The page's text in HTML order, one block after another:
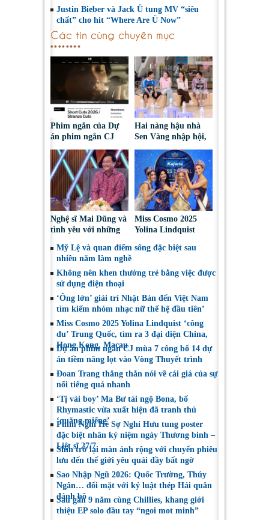
Justin Bieber và Jack Ü tung MV “siêu
chất” cho hit “Where Are Ü Now”
Các tin cùng chuyên mục
Phim ngắn của Dự
án phim ngắn CJ
tiếp tục được đề cử
tại LHP quốc tế
Toronto 2026
Hai nàng hậu nhà
Sen Vàng nhập hội,
cùng Duniverse
chinh phục khán giả
Nghệ sĩ Mai Dũng và
tình yêu với những
Miss Cosmo 2025
Yolina Lindquist
đại diện mới tranh
Mỹ Lệ và quan điểm sống đặc biệt sau
nhiều năm làm nghề
Không nên khen thưởng trẻ bằng việc được
sử dụng điện thoại
‘Ông lớn’ giải trí Nhật Bản đến Việt Nam
tìm kiếm nhóm nhạc nữ thế hệ đầu tiên’
Miss Cosmo 2025 Yolina Lindquist ‘công
du’ Trung Quốc, tìm ra 3 đại diện China,
Hong Kong, Macau
Dự án phim ngắn CJ mùa 7 công bố 14 dự
án tiềm năng lọt vào Vòng Thuyết trình
Đoan Trang thẳng thắn nói về cái giá của sự
nổi tiếng quá nhanh
‘Tị vài boy’ Ma Bư tái ngộ Bona, bố
Rhymastic vừa xuất hiện đã tranh thủ
‘quăng miếng’
Phim Nghỉ Hè Sợ Nghỉ Hưu tung poster
đặc biệt nhân kỷ niệm ngày Thương binh –
Liệt sĩ 27/7
Shin trở lại màn ảnh rộng với chuyến phiêu
lưu đến thế giới yêu quái đầy bất ngờ
Sao Nhập Ngũ 2026: Quốc Trường, Thúy
Ngân… đối mặt với kỷ luật thép Hải quân
đánh bộ
Sau gần 9 năm cùng Chillies, khang giới
thiệu EP solo đầu tay “ngoi mot minh”